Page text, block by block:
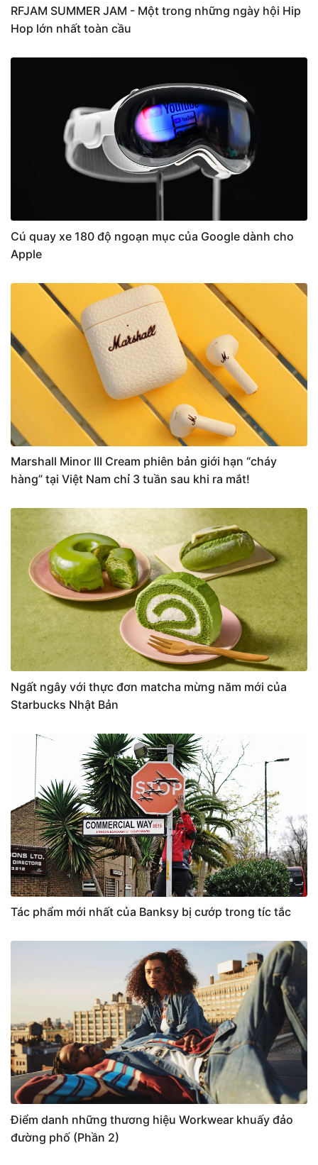
RFJAM SUMMER JAM - Một trong những ngày hội Hip
Hop lớn nhất toàn cầu
Cú quay xe 180 độ ngoạn mục của Google dành cho
Apple
Marshall Minor III Cream phiên bản giới hạn “cháy
hàng” tại Việt Nam chỉ 3 tuần sau khi ra mắt!
Ngất ngây với thực đơn matcha mừng năm mới của
Starbucks Nhật Bản
Tác phẩm mới nhất của Banksy bị cướp trong tíc tắc
Điểm danh những thương hiệu Workwear khuấy đảo
đường phố (Phần 2)